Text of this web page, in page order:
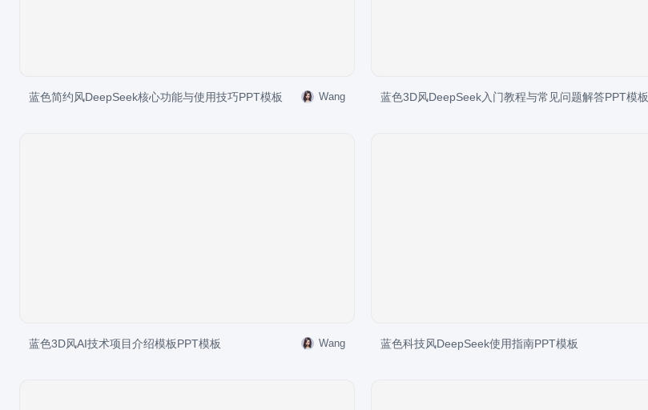
蓝色简约风DeepSeek核心功能与使用技巧PPT模板 Wang 蓝色3D风DeepSeek入门教程与常见问题解答PPT模板
蓝色3D风AI技术项目介绍模板PPT模板 Wang 蓝色科技风DeepSeek使用指南PPT模板